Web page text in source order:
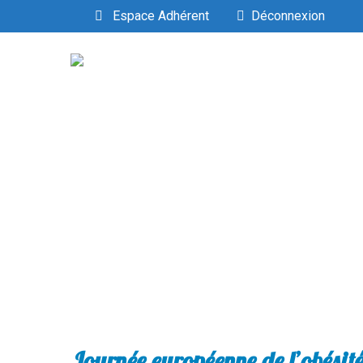
Espace Adhérent Déconnexion